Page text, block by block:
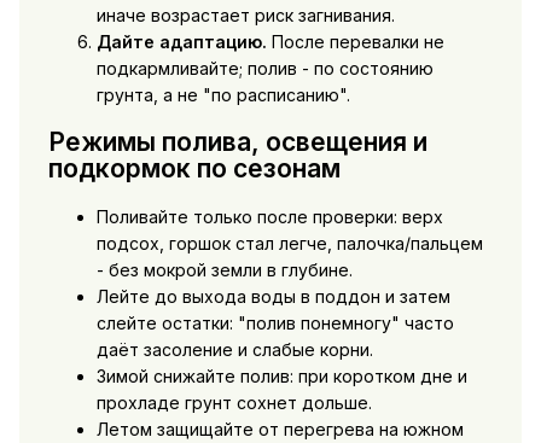
иначе возрастает риск загнивания.
Дайте адаптацию. После перевалки не
подкармливайте; полив - по состоянию
грунта, а не "по расписанию".
Режимы полива, освещения и
подкормок по сезонам
Поливайте только после проверки: верх
подсох, горшок стал легче, палочка/пальцем
- без мокрой земли в глубине.
Лейте до выхода воды в поддон и затем
слейте остатки: "полив понемногу" часто
даёт засоление и слабые корни.
Зимой снижайте полив: при коротком дне и
прохладе грунт сохнет дольше.
Летом защищайте от перегрева на южном